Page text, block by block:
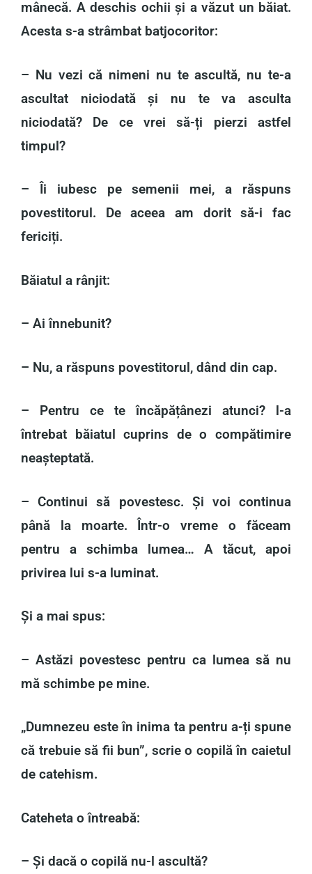
mânecă. A deschis ochii și a văzut un băiat.
Acesta s-a strâmbat batjocoritor:
– Nu vezi că nimeni nu te ascultă, nu te-a
ascultat niciodată și nu te va asculta
niciodată? De ce vrei să-ți pierzi astfel
timpul?
– Îi iubesc pe semenii mei, a răspuns
povestitorul. De aceea am dorit să-i fac
fericiți.
Băiatul a rânjit:
– Ai înnebunit?
– Nu, a răspuns povestitorul, dând din cap.
– Pentru ce te încăpățânezi atunci? l-a
întrebat băiatul cuprins de o compătimire
neașteptată.
– Continui să povestesc. Și voi continua
până la moarte. Într-o vreme o făceam
pentru a schimba lumea… A tăcut, apoi
privirea lui s-a luminat.
Și a mai spus:
– Astăzi povestesc pentru ca lumea să nu
mă schimbe pe mine.
„Dumnezeu este în inima ta pentru a-ți spune
că trebuie să fii bun”, scrie o copilă în caietul
de catehism.
Cateheta o întreabă:
– Și dacă o copilă nu-l ascultă?